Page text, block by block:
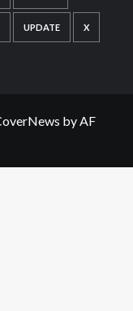
UPDATE X
by AF